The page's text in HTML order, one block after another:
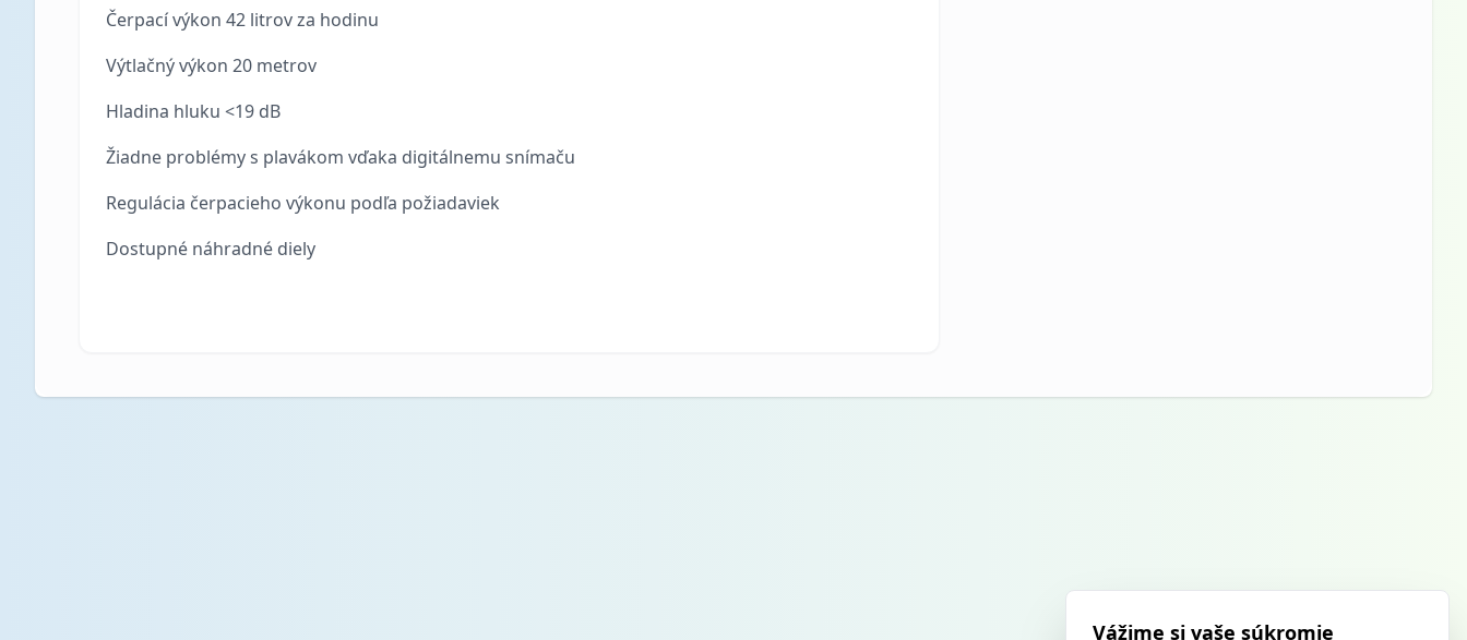
Čerpací výkon 42 litrov za hodinu
Výtlačný výkon 20 metrov
Hladina hluku <19 dB
Žiadne problémy s plavákom vďaka digitálnemu snímaču
Regulácia čerpacieho výkonu podľa požiadaviek
Dostupné náhradné diely
Vážime si vaše súkromie